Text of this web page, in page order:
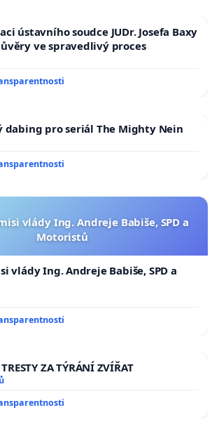
ústavního soudce JUDr. Josefa Baxy
ve spravedlivý proces
dabing pro seriál The Mighty Nein
vlády Ing. Andreje Babiše, SPD a
Motoristů
vlády Ing. Andreje Babiše, SPD a
ZA TÝRÁNÍ ZVÍŘAT